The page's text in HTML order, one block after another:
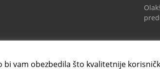
bi vam obezbedila što kvalitetnije
+381 11 3108888